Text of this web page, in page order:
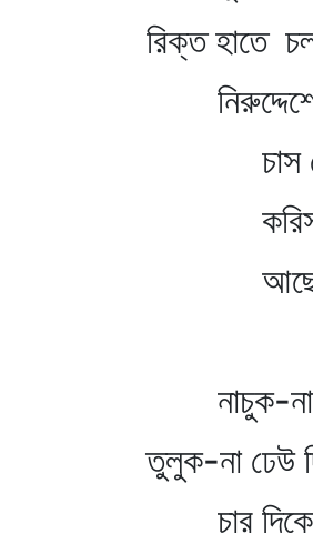
রিক্ত হাতে
চাস নে
করিস নে
আছে রে
শূন্য
নাচুক-না
তুলুক-না ঢেউ
চার দিকে